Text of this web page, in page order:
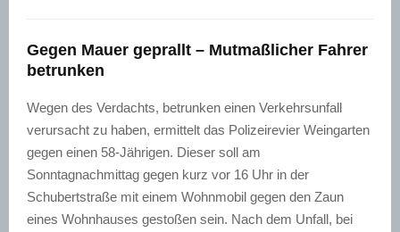
Gegen Mauer geprallt – Mutmaßlicher Fahrer
betrunken
Wegen des Verdachts, betrunken einen Verkehrsunfall
verursacht zu haben, ermittelt das Polizeirevier Weingarten
gegen einen 58-Jährigen. Dieser soll am
Sonntagnachmittag gegen kurz vor 16 Uhr in der
Schubertstraße mit einem Wohnmobil gegen den Zaun
eines Wohnhauses gestoßen sein. Nach dem Unfall, bei